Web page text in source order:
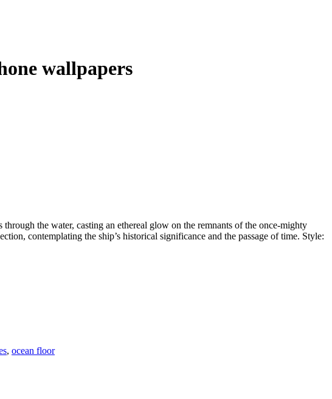
wallpapers
the water, casting an ethereal glow on the remnants of the once-mighty
contemplating the ship’s historical significance and the passage of time. Style:
, ocean floor